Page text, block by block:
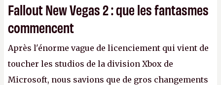
Fallout New Vegas 2 : que les fantasmes
commencent
Après l'énorme vague de licenciement qui vient de
toucher les studios de la division Xbox de
Microsoft, nous savions que de gros changements